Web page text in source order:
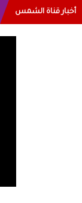
أخبار قناة الشمس